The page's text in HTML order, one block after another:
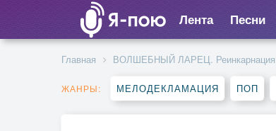
Лента Песни
Главная ВОЛШЕБНЫЙ ЛАРЕЦ. Реинкарнация
ЖАНРЫ: МЕЛОДЕКЛАМАЦИЯ ПОП